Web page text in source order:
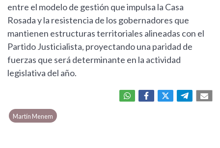
entre el modelo de gestión que impulsa la Casa
Rosada y la resistencia de los gobernadores que
mantienen estructuras territoriales alineadas con el
Partido Justicialista, proyectando una paridad de
fuerzas que será determinante en la actividad
legislativa del año.
Martín Menem